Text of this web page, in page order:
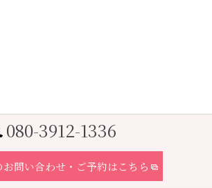
080-3912-1336
問い合わせ・ご予約はこちら